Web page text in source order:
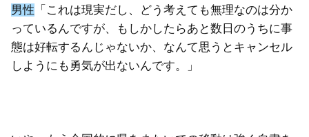
男性 「これは現実だし、どう考えても無理なのは分か
っているんですが、もしかしたらあと数日のうちに事
態は好転するんじゃないか、なんて思うとキャンセル
しようにも勇気が出ないんです。」